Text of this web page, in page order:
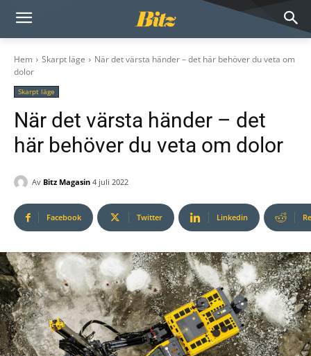
Hem Skarpt läge
När det värsta händer – det här behöver du veta om
dolor
Skarpt läge
När det värsta händer – det
här behöver du veta om dolor
Av Bitz Magasin 4 juli 2022
Facebook Twitter Linkedin